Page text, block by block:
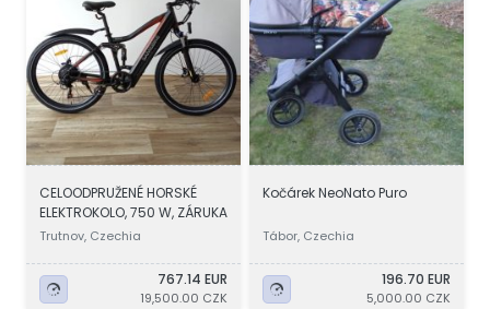
CELOODPRUŽENÉ HORSKÉ
ELEKTROKOLO, 750 W, ZÁRUKA
Trutnov, Czechia
767.14 EUR
19,500.00 CZK
Kočárek NeoNato Puro
Tábor, Czechia
196.70 EUR
5,000.00 CZK